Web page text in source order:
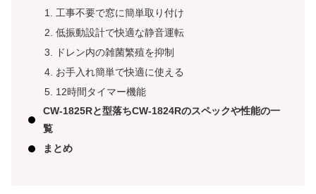
工事不要で窓に簡単取り付け
低振動設計で快適な静音運転
ドレン内の雑菌繁殖を抑制
お手入れ簡単で快適に使える
12時間タイマー機能
CW-1825Rと型落ちCW-1824Rのスペックや性能の一
覧
まとめ